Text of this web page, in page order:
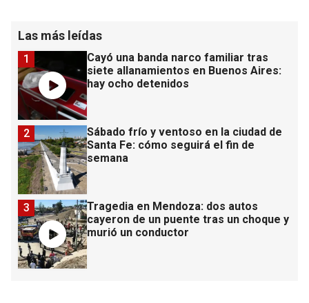
Las más leídas
Cayó una banda narco familiar tras
siete allanamientos en Buenos Aires:
hay ocho detenidos
1
Sábado frío y ventoso en la ciudad de
Santa Fe: cómo seguirá el fin de
semana
2
Tragedia en Mendoza: dos autos
cayeron de un puente tras un choque y
murió un conductor
3